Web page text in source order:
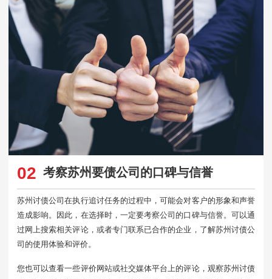
02 考察苏州要债公司的口碑与信誉
苏州讨债公司在执行追讨任务的过程中，可能会对客户的形象和声誉
造成影响。因此，在选择时，一定要考察公司的口碑与信誉。可以通
过网上搜索相关评论，或者专门联系已合作的企业，了解苏州讨债公
司的使用体验和评价。
您也可以查看一些评价网站或社交媒体平台上的评论，观察苏州讨债